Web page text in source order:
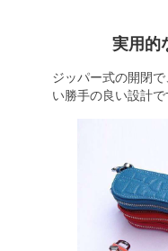
実用的
ジッパー式の開閉
い勝手の良い設計で